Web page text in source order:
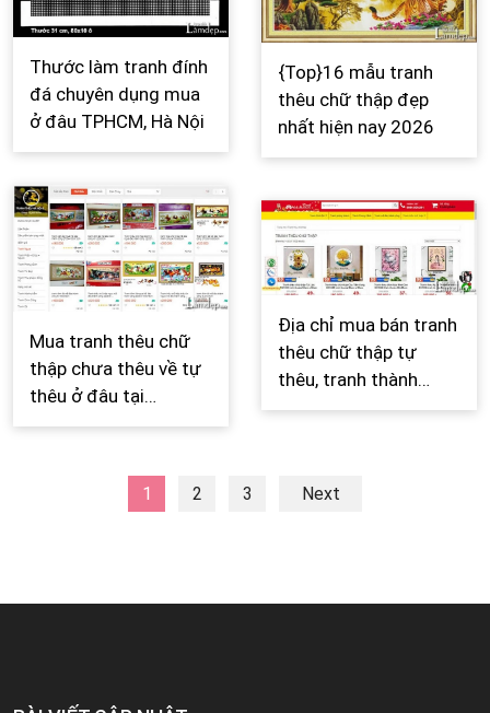
Thước làm tranh đính
đá chuyên dụng mua
ở đâu TPHCM, Hà Nội
{Top}16 mẫu tranh
thêu chữ thập đẹp
nhất hiện nay 2026
Mua tranh thêu chữ
thập chưa thêu về tự
thêu ở đâu tại
TPHCM, Hà Nội, Đà
Địa chỉ mua bán tranh
thêu chữ thập tự
thêu, tranh thành
phẩm thêu sẵn tại Hà
1 2 3 Next